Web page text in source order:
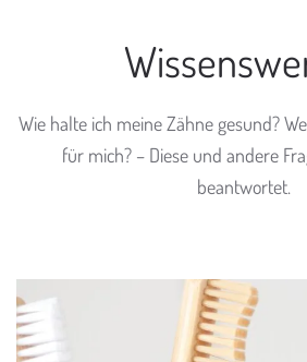
Wie halte ich meine Zähne gesund?
für mich? – Diese und andere
beantwortet.